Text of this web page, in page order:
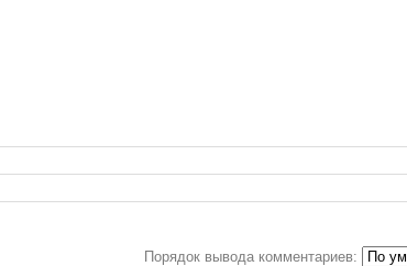
Порядок вывода комментариев: